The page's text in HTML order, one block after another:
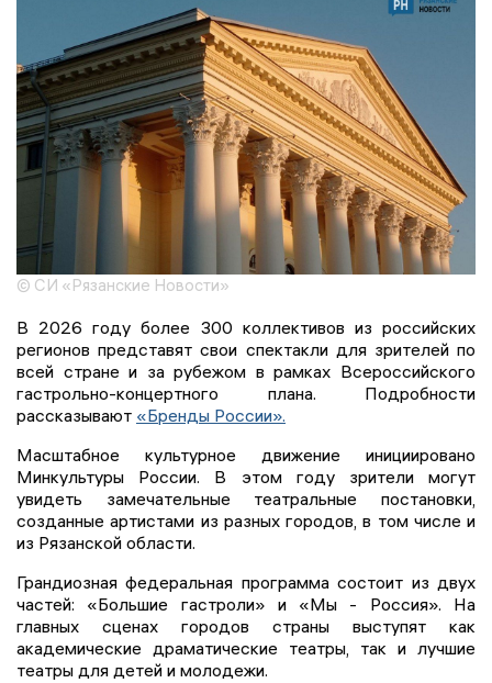
© СИ «Рязанские Новости»
В 2026 году более 300 коллективов из российских
регионов представят свои спектакли для зрителей по
всей стране и за рубежом в рамках Всероссийского
гастрольно-концертного плана. Подробности
рассказывают «Бренды России».
Масштабное культурное движение инициировано
Минкультуры России. В этом году зрители могут
увидеть замечательные театральные постановки,
созданные артистами из разных городов, в том числе и
из Рязанской области.
Грандиозная федеральная программа состоит из двух
частей: «Большие гастроли» и «Мы - Россия». На
главных сценах городов страны выступят как
академические драматические театры, так и лучшие
театры для детей и молодежи.